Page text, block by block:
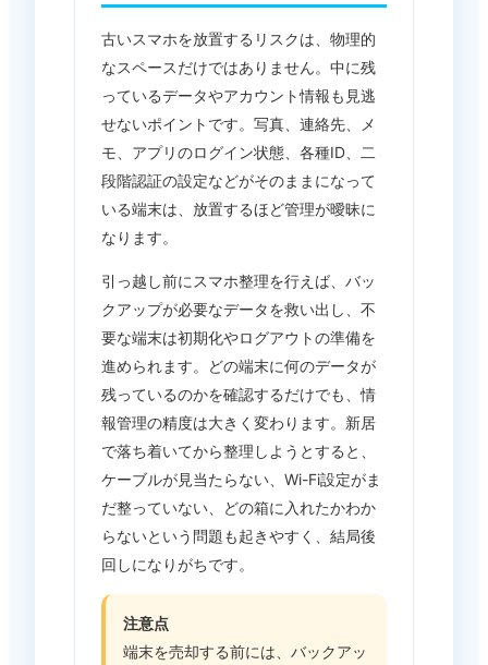
古いスマホを放置するリスクは、物理的
なスペースだけではありません。中に残
っているデータやアカウント情報も見逃
せないポイントです。写真、連絡先、メ
モ、アプリのログイン状態、各種ID、二
段階認証の設定などがそのままになって
いる端末は、放置するほど管理が曖昧に
なります。
引っ越し前にスマホ整理を行えば、バッ
クアップが必要なデータを救い出し、不
要な端末は初期化やログアウトの準備を
進められます。どの端末に何のデータが
残っているのかを確認するだけでも、情
報管理の精度は大きく変わります。新居
で落ち着いてから整理しようとすると、
ケーブルが見当たらない、Wi-Fi設定がま
だ整っていない、どの箱に入れたかわか
らないという問題も起きやすく、結局後
回しになりがちです。
注意点
端末を売却する前には、バックアッ